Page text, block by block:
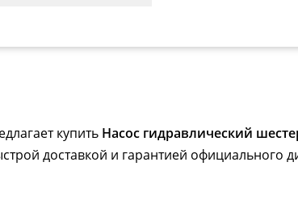
купить Насос гидравлический
доставкой и гарантией официального